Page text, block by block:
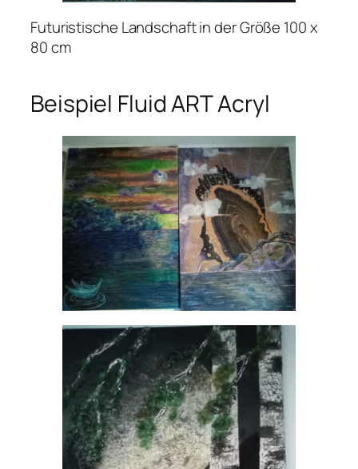
Futuristische Landschaft in der Größe 100 x
80 cm
Beispiel Fluid ART Acryl